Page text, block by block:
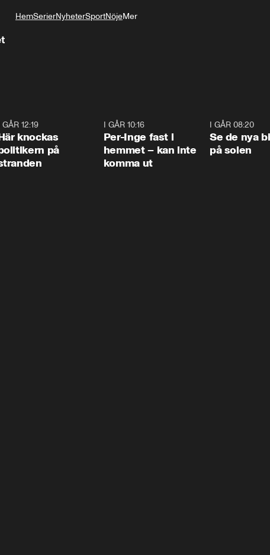
HemSerierNyheterSportNöjeMer
GÅR 12:19
knockas
på
I GÅR 10:16
Per-Inge fast i
hemmet – kan inte
komma ut
I GÅR 08:20
Se de nya
på solen